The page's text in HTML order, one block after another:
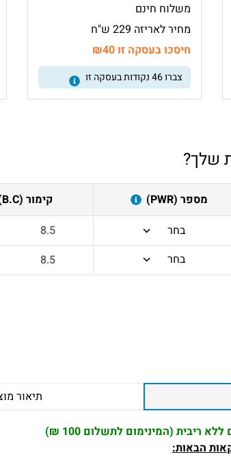
משלוח חינם
מחיר לאריזה 229 ש"ח
חיסכו בעסקה זו ₪40
צברו46נקודות בעסקה זו
שלך?
מספר (PWR) קימור (B.C)
בחר
בחר
תיאור
הבאות: